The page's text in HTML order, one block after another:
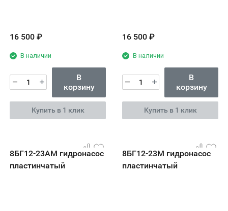
16 500 ₽
В наличии
В
корзину
Купить в 1 клик
16 500 ₽
В наличии
В
корзину
Купить в 1 клик
8БГ12-23АМ гидронасос
пластинчатый
8БГ12-23М гидронасос
пластинчатый